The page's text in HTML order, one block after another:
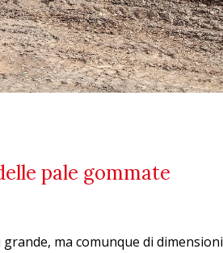
pale gommate
grande, ma comunque di dimensioni